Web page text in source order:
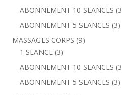
produits
ABONNEMENT 10 SEANCES 3
ABONNEMENT 5 SEANCES 33
MASSAGES CORPS 99
1 SEANCE 33
produits
ABONNEMENT 10 SEANCES 3
ABONNEMENT 5 SEANCES 33